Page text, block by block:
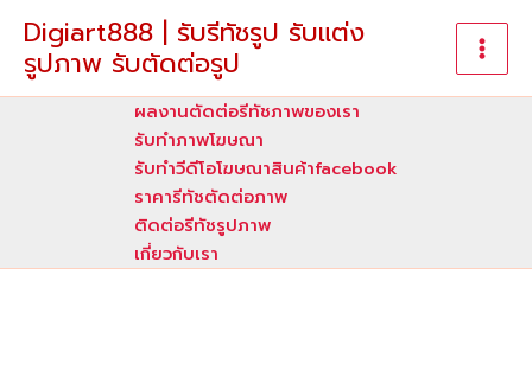
content
Digiart888 | รับรีทัชรูป รับแต่ง
รูปภาพ รับตัดต่อรูป
ผลงานตัดต่อรีทัชภาพของเรา
รับทําภาพโฆษณา
รับทำวีดีโอโฆษณาสินค้าfacebook
ราคารีทัชตัดต่อภาพ
ติดต่อรีทัชรูปภาพ
เกี่ยวกับเรา